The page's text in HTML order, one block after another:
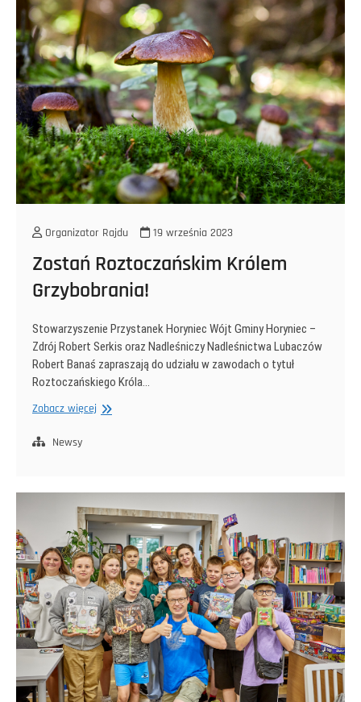
Organizator Rajdu 19 września 2023
Zostań Roztoczańskim Królem
Grzybobrania!
Stowarzyszenie Przystanek Horyniec Wójt Gminy Horyniec –
Zdrój Robert Serkis oraz Nadleśniczy Nadleśnictwa Lubaczów
Robert Banaś zapraszają do udziału w zawodach o tytuł
Roztoczańskiego Króla…
Zobacz więcej Zostań
Newsy